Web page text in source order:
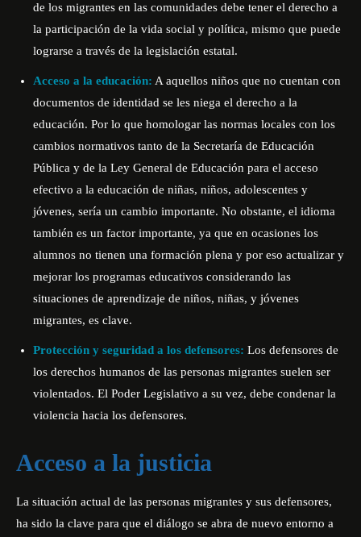
de los migrantes en las comunidades debe tener el derecho a
la participación de la vida social y política, mismo que puede
lograrse a través de la legislación estatal.
Acceso a la educación: A aquellos niños que no cuentan con
documentos de identidad se les niega el derecho a la
educación. Por lo que homologar las normas locales con los
cambios normativos tanto de la Secretaría de Educación
Pública y de la Ley General de Educación para el acceso
efectivo a la educación de niñas, niños, adolescentes y
jóvenes, sería un cambio importante. No obstante, el idioma
también es un factor importante, ya que en ocasiones los
alumnos no tienen una formación plena y por eso actualizar y
mejorar los programas educativos considerando las
situaciones de aprendizaje de niños, niñas, y jóvenes
migrantes, es clave.
Protección y seguridad a los defensores: Los defensores de
los derechos humanos de las personas migrantes suelen ser
violentados. El Poder Legislativo a su vez, debe condenar la
violencia hacia los defensores.
Acceso a la justicia
La situación actual de las personas migrantes y sus defensores,
ha sido la clave para que el diálogo se abra de nuevo entorno a